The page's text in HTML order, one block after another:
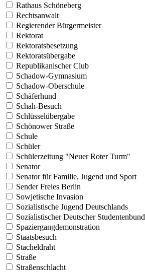
Rathaus Schöneberg
Rechtsanwalt
Regierender Bürgermeister
Rektorat
Rektoratsbesetzung
Rektoratsübergabe
Republikanischer Club
Schadow-Gymnasium
Schadow-Oberschule
Schäferhund
Schah-Besuch
Schlüsselübergabe
Schönower Straße
Schule
Schüler
Schülerzeitung "Neuer Roter Turm"
Senator
Senator für Familie, Jugend und Sport
Sender Freies Berlin
Sowjetische Invasion
Sozialistische Jugend Deutschlands
Sozialistischer Deutscher Studentenbund
Spaziergangdemonstration
Staatsbesuch
Stacheldraht
Straße
Straßenschlacht